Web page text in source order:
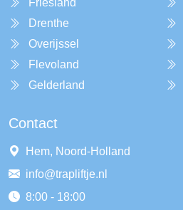
Friesland
Drenthe
Overijssel
Flevoland
Gelderland
Contact
Hem, Noord-Holland
info@trapliftje.nl
8:00 - 18:00